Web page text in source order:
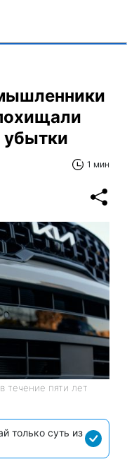
убытки
1 мин
течение пяти лет
только суть из